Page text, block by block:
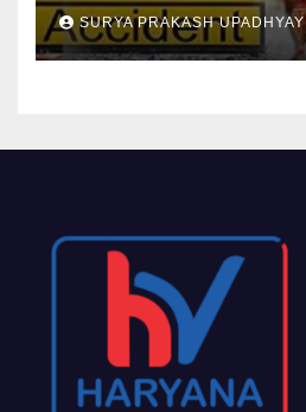
SURYA PRAKASH UPADHYAY